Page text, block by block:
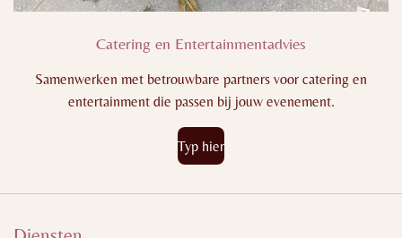
Catering en Entertainmentadvies
Samenwerken met betrouwbare partners voor catering en
entertainment die passen bij jouw evenement.
Typ hier